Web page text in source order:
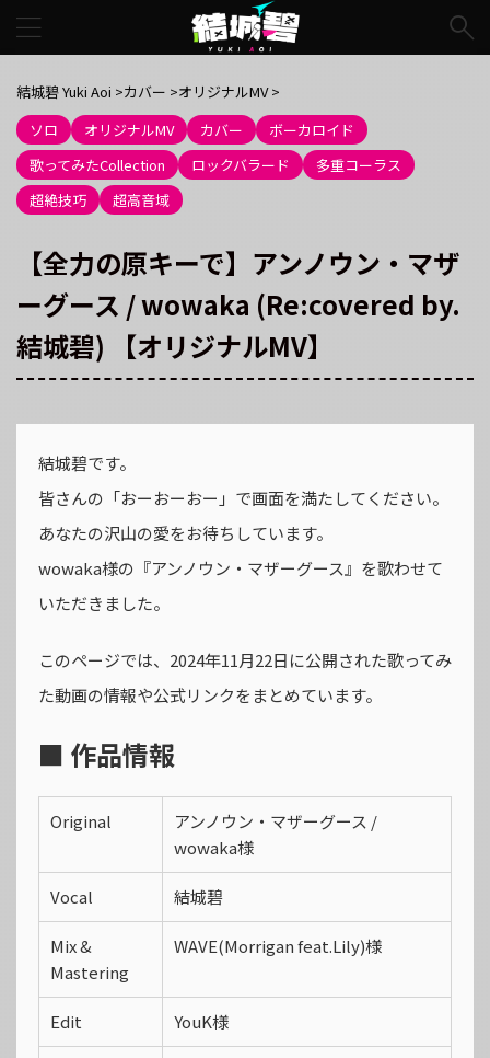
結城碧 Yuki Aoi >カバー >オリジナルMV >
ソロ
オリジナルMV カバー
ボーカロイド
歌ってみたCollection
ロックバラード
多重コーラス
超絶技巧
超高音域
【全力の原キーで】アンノウン・マザ
ーグース / wowaka (Re:covered by.
結城碧) 【オリジナルMV】
結城碧です。
皆さんの「おーおーおー」で画面を満たしてください。
あなたの沢山の愛をお待ちしています。
wowaka様の『アンノウン・マザーグース』を歌わせて
いただきました。
このページでは、2024年11月22日に公開された歌ってみ
た動画の情報や公式リンクをまとめています。
■ 作品情報
Original
アンノウン・マザーグース /
wowaka様
Vocal 結城碧
Mix &
Mastering
WAVE(Morrigan feat.Lily)様
Edit YouK様